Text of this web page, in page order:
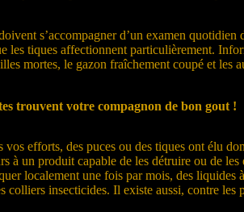
s’accompagner d’un examen
les tiques affectionnent particulièrement.
mortes, le gazon fraîchement coupé et
trouvent votre compagnon de bon gout !
vos efforts, des puces ou des tiques ont élu
à un produit capable de les détruire ou de
localement une fois par mois, des liquides
colliers insecticides. Il existe aussi, contre